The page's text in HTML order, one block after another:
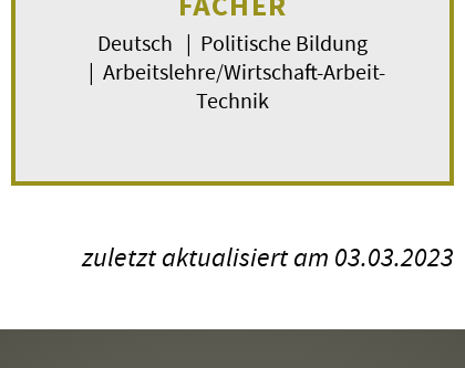
Deutsch | Politische Bildung
| Arbeitslehre/Wirtschaft-Arbeit-
Technik
zuletzt aktualisiert am 03.03.2023